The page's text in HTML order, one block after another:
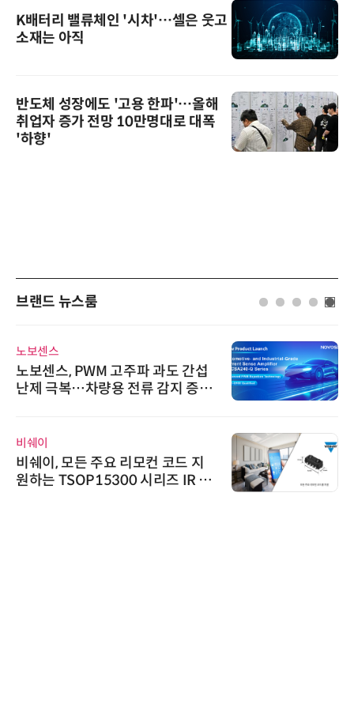
K배터리 밸류체인 '시차'…셀은 웃고
소재는 아직
반도체 성장에도 '고용 한파'…올해
취업자 증가 전망 10만명대로 대폭
'하향'
브랜드 뉴스룸
다래전략사업화센터
다래전략사업화센터, 'BIO USA 2
026'서 글로벌 빅파마와의 비즈니
스 미팅 지원…K-바이오 해외 진출
'자동화 산업의 새로운 가능성'…
인아그룹 전국 7개 도시 세미나 페